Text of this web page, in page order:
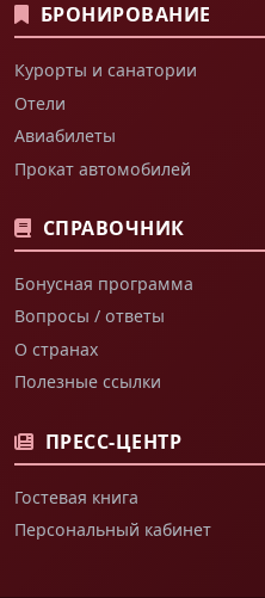
БРОНИРОВАНИЕ
Курорты и санатории
Отели
Авиабилеты
Прокат автомобилей
СПРАВОЧНИК
Бонусная программа
Вопросы / ответы
О странах
Полезные ссылки
ПРЕСС-ЦЕНТР
Гостевая книга
Персональный кабинет